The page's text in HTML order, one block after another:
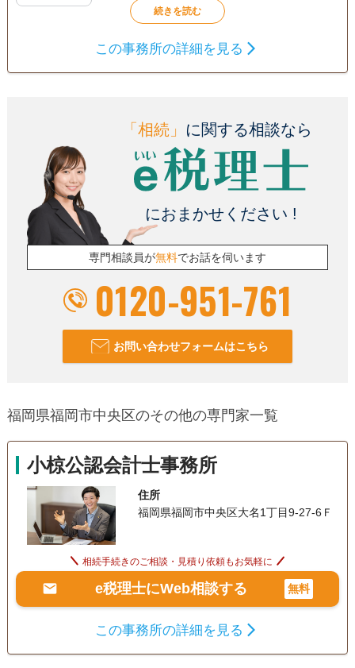
この事務所の詳細を見る
「相続」 に関する相談なら
におまかせください !
専門相談員が無料でお話を伺います
0120-951-761
お問い合わせフォームはこちら
福岡県福岡市中央区のその他の専門家一覧
小椋公認会計士事務所
住所
福岡県福岡市中央区大名1丁目9-27-6Ｆ
相続手続きのご相談・見積り依頼もお気軽に
e税理士にWeb相談する 無料
この事務所の詳細を見る